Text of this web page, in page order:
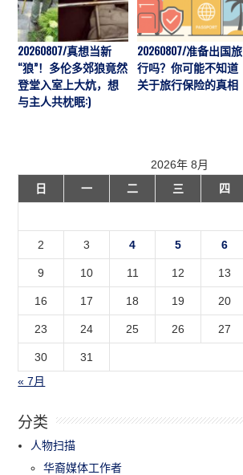
20260807/真想当新
“狼”！多伦多郊狼竟然
登堂入室上大炕，想
与主人共枕眠:)
20260807/准备出国旅
行吗？你可能不知道
关于旅行保险的真相
2026年 8月
日
一 二 三 四
2 3 4 5 6
9 10 11 12 13
16 17 18 19 20
23 24 25 26 27
30
31
« 7月
分类
人物扫描
华裔媒体工作者